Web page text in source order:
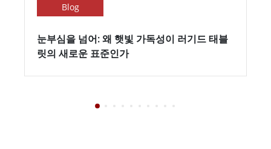
Blog
눈부심을 넘어: 왜 햇빛 가독성이 러기드 태블
릿의 새로운 표준인가